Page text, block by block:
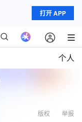
打开 APP
个人
举报
版权